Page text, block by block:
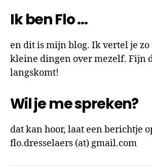
Ik ben Flo …
en dit is mijn blog. Ik vertel je zo
kleine dingen over mezelf. Fijn
langskomt!
Wil je me spreken?
dat kan hoor, laat een berichtje
flo.dresselaers (at) gmail.com